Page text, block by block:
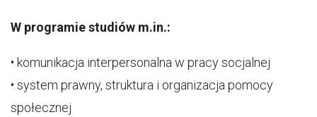
W programie studiów m.in.:
• komunikacja interpersonalna w pracy socjalnej
• system prawny, struktura i organizacja pomocy
społecznej